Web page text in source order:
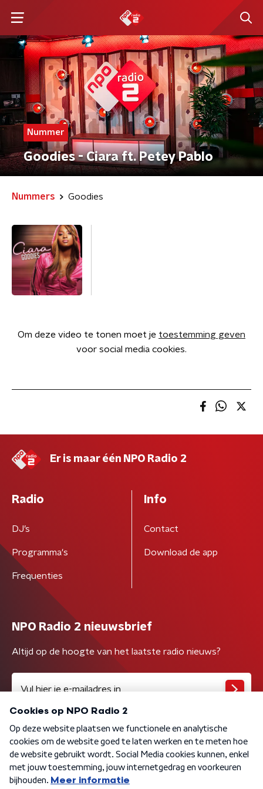
Nummer
Goodies - Ciara ft. Petey Pablo
Nummers Goodies
Om deze video te tonen moet je toestemming geven
voor social media cookies.
Er is maar één NPO Radio 2
Radio
DJ’s
Programma's
Frequenties
Info
Contact
Download de app
NPO Radio 2 nieuwsbrief
Altijd op de hoogte van het laatste radio nieuws?
Algemene voorwaarden